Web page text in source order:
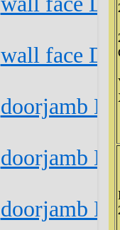
wall face
doorjamb
doorjamb
doorjamb